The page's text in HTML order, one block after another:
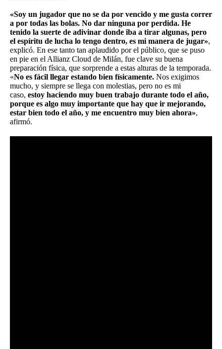
«Soy un jugador que no se da por vencido y me gusta correr
a por todas las bolas. No dar ninguna por perdida. He
tenido la suerte de adivinar donde iba a tirar algunas, pero
el espíritu de lucha lo tengo dentro, es mi manera de jugar»,
explicó. En ese tanto tan aplaudido por el público, que se puso
en pie en el Allianz Cloud de Milán, fue clave su buena
preparación física, que sorprende a estas alturas de la temporada.
«No es fácil llegar estando bien físicamente. Nos exigimos
mucho, y siempre se llega con molestias, pero no es mi
caso, estoy haciendo muy buen trabajo durante todo el año,
porque es algo muy importante que hay que ir mejorando,
estar bien todo el año, y me encuentro muy bien ahora»,
afirmó.